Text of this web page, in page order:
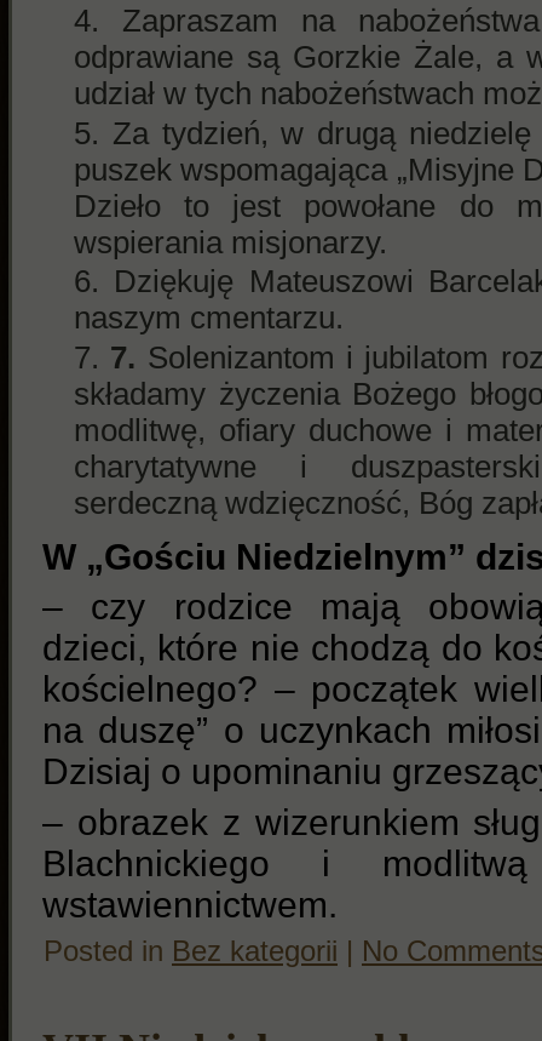
Zapraszam na
odprawiane są Gorzkie Żale, a
udział w tych nabożeństwach
Za tydzień, w drugą
puszek wspomagająca „Misyjne
Dzieło to jest powołane do
wspierania misjonarzy.
Dziękuję Mateuszowi
naszym cmentarzu.
7. Solenizantom i jubilatom
składamy życzenia Bożego
modlitwę, ofiary duchowe i
charytatywne i
serdeczną wdzięczność, Bóg
W „Gościu Niedzielnym”
– czy rodzice mają
dzieci, które nie chodzą do
kościelnego? – początek
na duszę” o uczynkach
Dzisiaj o upominaniu
– obrazek z wizerunkiem
Blachnickiego i
wstawiennictwem.
Posted in Bez kategorii No